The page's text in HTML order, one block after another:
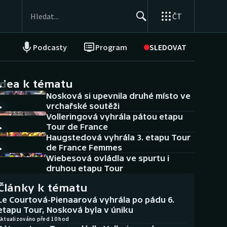
ČT
Podcasty Program SLEDOVAT
NEPŘEHLÉDNĚTE
Historické návraty
Aplikace ČT sport
AZ kvíz
k tématu
Nosková si upevnila druhé místo ve
vrchařské soutěži
Volleringová vyhrála pátou etapu
Tour de France
Haugstedová vyhrála 3. etapu Tour
de France Femmes
Wiebesová ovládla ve spurtu i
druhou etapu Tour
k tématu
Courtová-Pienaarová vyhrála po pádu 6.
Tour, Nosková byla v úniku
před 10 hod